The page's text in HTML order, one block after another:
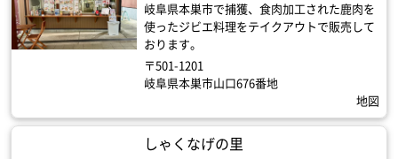
岐阜県本巣市で捕獲、食肉加工された鹿肉を
使ったジビエ料理をテイクアウトで販売して
おります。
〒501-1201
岐阜県本巣市山口676番地
地図
しゃくなげの里